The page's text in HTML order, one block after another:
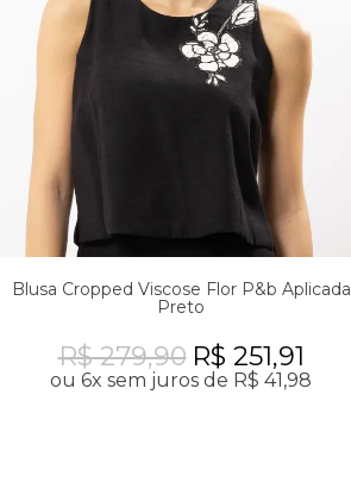
Blusa Cropped Viscose Flor P&b Aplicada
Preto
R$ 279,90 R$ 251,91
ou 6x sem juros de R$ 41,98